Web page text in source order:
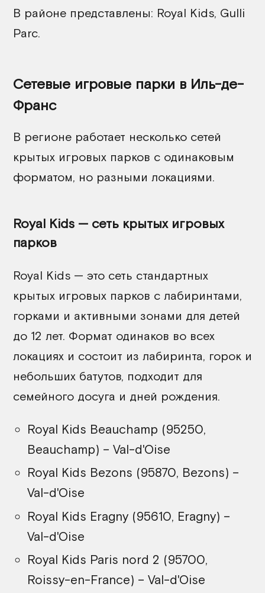
В районе представлены: Royal Kids, Gulli
Parc.
Сетевые игровые парки в Иль-де-
Франс
В регионе работает несколько сетей
крытых игровых парков с одинаковым
форматом, но разными локациями.
Royal Kids — сеть крытых игровых
парков
Royal Kids — это сеть стандартных
крытых игровых парков с лабиринтами,
горками и активными зонами для детей
до 12 лет. Формат одинаков во всех
локациях и состоит из лабиринта, горок и
небольших батутов, подходит для
семейного досуга и дней рождения.
Royal Kids Beauchamp (95250,
Beauchamp) – Val-d'Oise
Royal Kids Bezons (95870, Bezons) –
Val-d'Oise
Royal Kids Eragny (95610, Eragny) –
Val-d'Oise
Royal Kids Paris nord 2 (95700,
Roissy-en-France) – Val-d'Oise